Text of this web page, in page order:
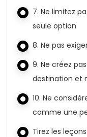
7. Ne limitez
seule option
8. Ne pas
9. Ne créez
destination et
10. Ne
comme une
Tirez les